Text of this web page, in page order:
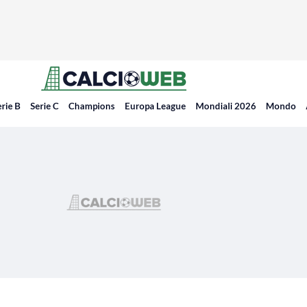
B Serie C Champions Europa League Mondiali 2026 Mondo